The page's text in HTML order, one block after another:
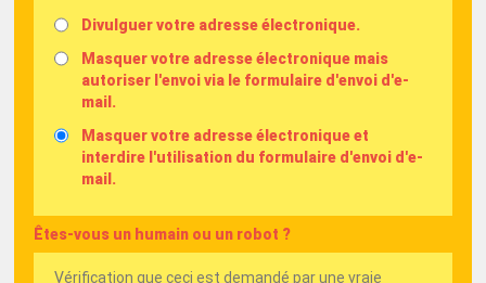
Divulguer votre adresse électronique.
Masquer votre adresse électronique mais
autoriser l'envoi via le formulaire d'envoi d'e-
mail.
Masquer votre adresse électronique et
interdire l'utilisation du formulaire d'envoi d'e-
mail.
Êtes-vous un humain ou un robot ?
Vérification que ceci est demandé par une vraie